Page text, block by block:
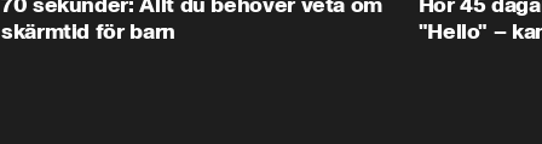
skärmtid för barn
"Hello" –